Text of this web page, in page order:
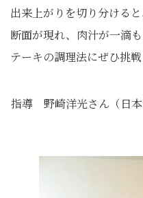
出来上がりを切り分ける
断面が現れ、肉汁が一滴
テーキの調理法にぜひ挑戦
指導 野崎洋光さん（日本